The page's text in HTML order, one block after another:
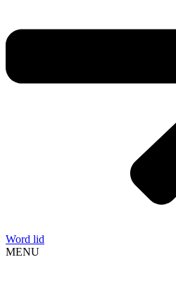
Word lid
MENU